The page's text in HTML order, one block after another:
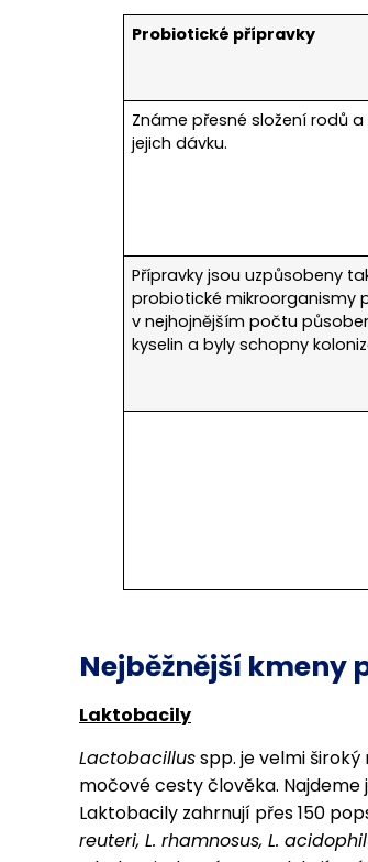
Probiotické přípravky
Známe přesné složení rodů
jejich dávku.
Přípravky jsou uzpůsobeny
probiotické mikroorganismy
v nejhojnějším počtu
kyselin a byly schopny
Nejběžnější
Laktobacily
Lactobacillusspp. je velmi
močové cesty člověka. Najdeme
Laktobacily zahrnují přes 150
reuteri, L. rhamnosus, L.